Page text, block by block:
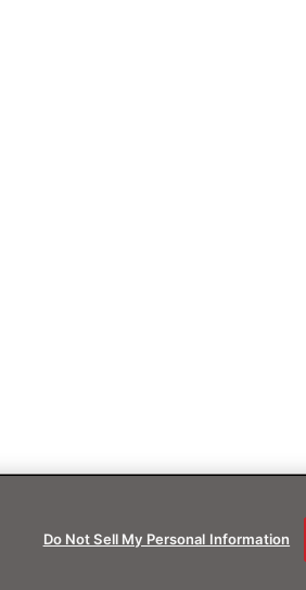
Do Not Sell My Personal Information